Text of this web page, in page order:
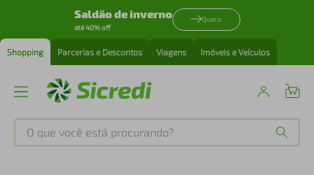
Saldão de inverno
até 40% off
Quero
Shopping Parcerias e Descontos Viagens Imóveis e Veículos
O que você está procurando?